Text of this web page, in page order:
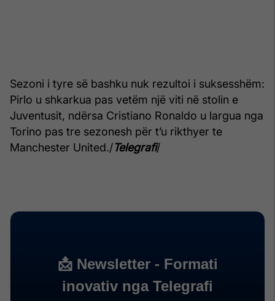
Sezoni i tyre së bashku nuk rezultoi i suksesshëm:
Pirlo u shkarkua pas vetëm një viti në stolin e
Juventusit, ndërsa Cristiano Ronaldo u largua nga
Torino pas tre sezonesh për t’u rikthyer te
Manchester United./Telegrafi/